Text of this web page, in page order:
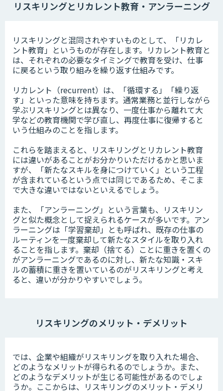
リスキリングとリカレント教育・アンラーニング
リスキリングと混同されやすいものとして、「リカレ
ント教育」というものが存在します。リカレント教育と
は、それぞれの必要なタイミングで教育を受け、仕事
に戻るという取り組みを繰り返す仕組みです。
リカレント（recurrent）は、「循環する」「繰り返
す」といった意味を持ちます。通常業務と並行しながら
学ぶリスキリングとは異なり、一度仕事から離れて大
学などの教育機関で学び直し、再度仕事に復帰すると
いう仕組みのことを指します。
これらを踏まえると、リスキリングとリカレント教育
には違いがあることがお分かりいただけるかと思いま
すが、「新たなスキルを身につけていく」という工程
が含まれているという点では同じであるため、そこま
で大きな違いではないといえるでしょう。
また、「アンラーニング」という言葉も、リスキリン
グと似た概念として捉えられるケースが多いです。アン
ラーニングは「学習棄却」とも呼ばれ、既存の仕事の
ルーティンを一度棄却して新たなスタイルを取り入れ
ることを指します。棄却（捨てる）ことに重きを置くの
がアンラーニングであるのに対し、新たな知識・スキ
ルの蓄積に重きを置いているのがリスキリングと考え
ると、違いが分かりやすいでしょう。
リスキリングのメリット・デメリット
では、企業や組織がリスキリングを取り入れた場合、
どのようなメリットが得られるのでしょうか。また、
どのようなデメリットが生じる可能性があるのでしょ
うか。ここからは、リスキリングのメリット・デメリ